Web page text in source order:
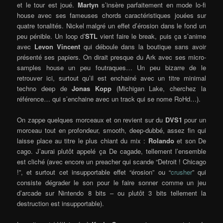
et le tour est joué. Martyn s’insère parfaitement en mode lo-fi
house avec ses fameuses chords caractéristiques jouées sur
quatre tonalités. Nickel malgré un effet d’érosion dans le fond un
peu pénible. Un loop d’STLvient faire le break, puis ça s’anime
avec Levon Vincentqui déboule dans la boutique sans avoir
présenté ses papiers. On dirait presque du Ark avec ses micro-
samples house un peu foutraques… Un peu bizarre de le
retrouver ici, surtout qu’il est enchainé avec un titre minimal
techno deep deJonas Kopp (Michigan Lake, cherchez la
référence… qui s’enchaine avec un track qui se nome RoHd…).
On zappe quelques morceaux et on revient sur du DVS1 pour un
morceau tout en profondeur, smooth, deep-dubbé, assez fin qui
laisse place au titre le plus chiant du mix : Rolandoet son De
cago. J’aurai plutôt appelé ça De cagade, tellement l’ensemble
est cliché (avec encore un preacher qui scande “Detroit ! Chicago
!”, et surtout cet insupportable effet “érosion” ou “crusher” qui
consiste dégrader le son pour le faire sonner comme un jeu
d’arcade sur Nintendo 8 bits – ou plutôt 3 bits tellement la
destruction est insupportable).